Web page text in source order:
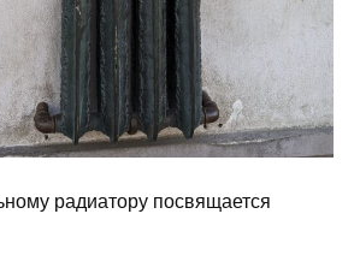
радиатору посвящается